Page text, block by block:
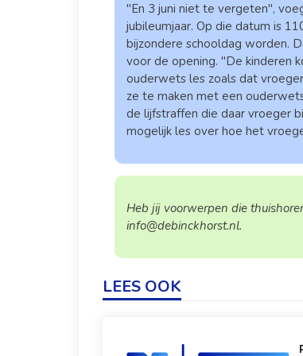
"En 3 juni niet te vergeten",
jubileumjaar. Op die datum is
bijzondere schooldag worden.
voor de opening. "De kinderen
ouderwets les zoals dat
ze te maken met een
de lijfstraffen die daar vroeger
mogelijk les over hoe het
Heb jij voorwerpen die
info@debinckhorst.nl.
LEES OOK